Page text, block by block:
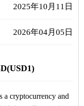
2025年10月11日
2026年04月05日
cryptocurrency and